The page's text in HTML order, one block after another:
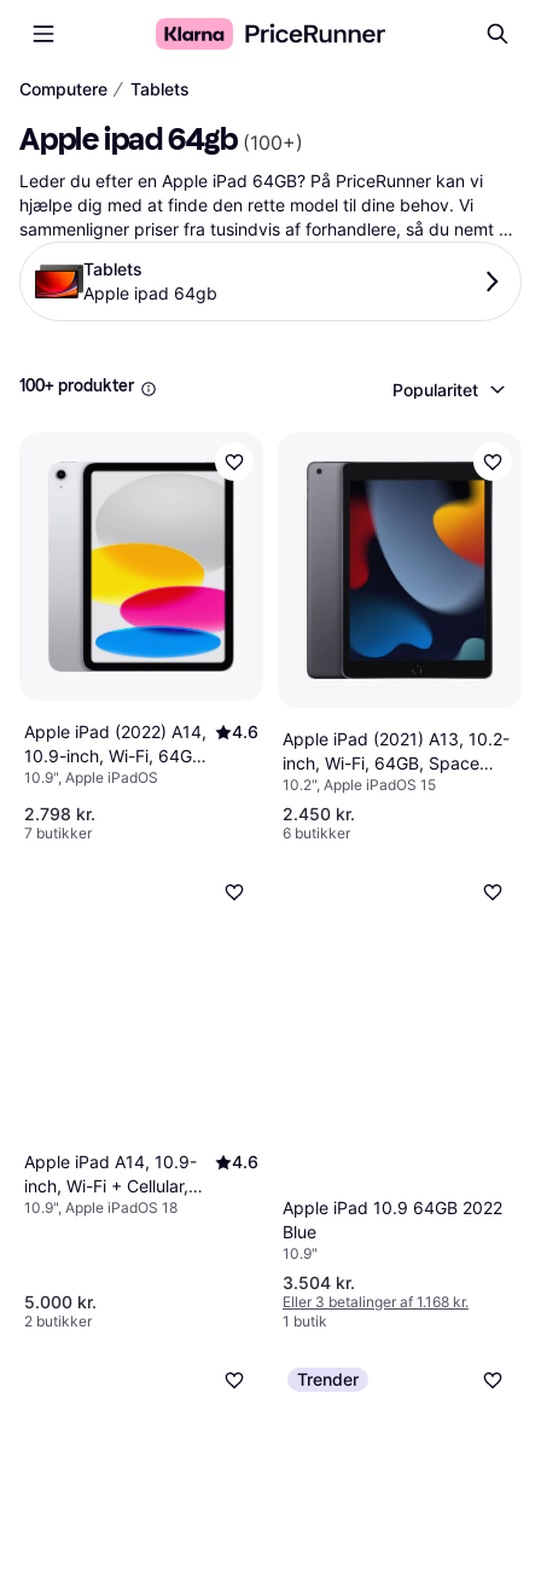
Computere ∕ Tablets
Apple ipad 64gb (100+)
Leder du efter en Apple iPad 64GB? På PriceRunner kan vi
hjælpe dig med at finde den rette model til dine behov. Vi
sammenligner priser fra tusindvis af forhandlere, så du nemt
kan finde den bedste pris på din næste Apple iPad 64GB. Med
vores brugervenlige søgefunktioner og omfattende
produktinformationer, kan du træffe den rigtige beslutning
uden besvær. Udforsk også vores relaterede kategorier og se
Start din søgning nu og find din nye iPad i dag.
Mere om apple ipad 64gb »
Tablets
Apple ipad 64gb
100+ produkter Popularitet
Apple iPad (2022) A14,
10.9-inch, Wi-Fi, 64GB
Silver
4.6
10.9", Apple iPadOS
2.798 kr.
7 butikker
Apple iPad (2021) A13, 10.2-
inch, Wi-Fi, 64GB, Space
Gray
10.2", Apple iPadOS 15
2.450 kr.
6 butikker
Apple iPad A14, 10.9-
inch, Wi-Fi + Cellular,
64GB Silver
4.6
10.9", Apple iPadOS 18
5.000 kr.
2 butikker
Apple iPad 10.9 64GB 2022
Blue
10.9"
3.504 kr.
Eller 3 betalinger af 1.168 kr.
1 butik
Trender